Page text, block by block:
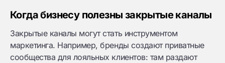
Когда бизнесу полезны закрытые каналы
Закрытые каналы могут стать инструментом
маркетинга. Например, бренды создают приватные
сообщества для лояльных клиентов: там раздают